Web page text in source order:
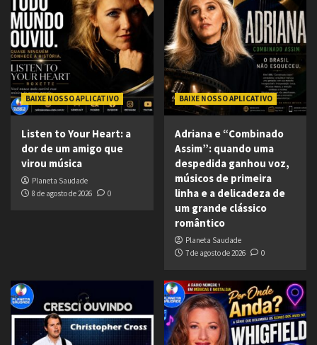
BAIXE NOSSO APLICATIVO
Listen to Your Heart: a
dor de um amigo que
virou música
Planeta Saudade
8 de agosto de 2026
0
BAIXE NOSSO APLICATIVO
Adriana e “Combinado
Assim”: quando uma
despedida ganhou voz,
músicos de primeira
linha e a delicadeza de
um grande clássico
romântico
Planeta Saudade
7 de agosto de 2026
0